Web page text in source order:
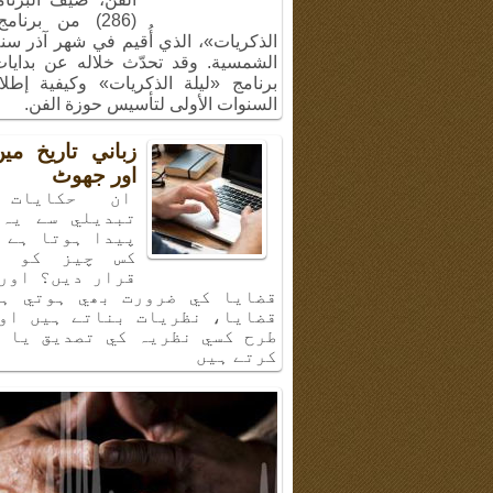
(286) من
الشمسية. وقد تحدّث خلاله عن
برنامج «ليلة الذكريات» وكيفية
السنوات الأولى لتأسيس حوزة الفن.
زباني تاريخ
اور جھوٹ
ان
تبديلي سے
پيدا ہوتا
كس چيز كو
قرار ديں؟
قضايا كي ضرورت بھي ہوتي
قضايا، نظريات بناتے ہيں
طرح كسي نظريہ كي تصديق يا
كرتے ہيں